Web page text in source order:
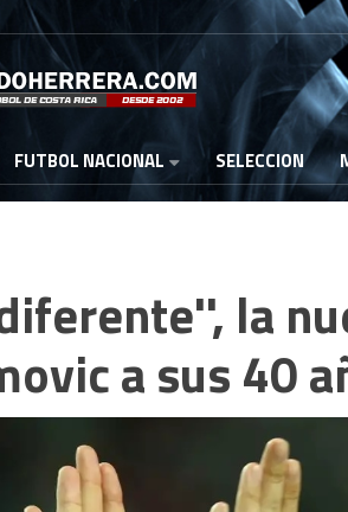
FUTBOL NACIONAL SELECCION
la
a sus 40